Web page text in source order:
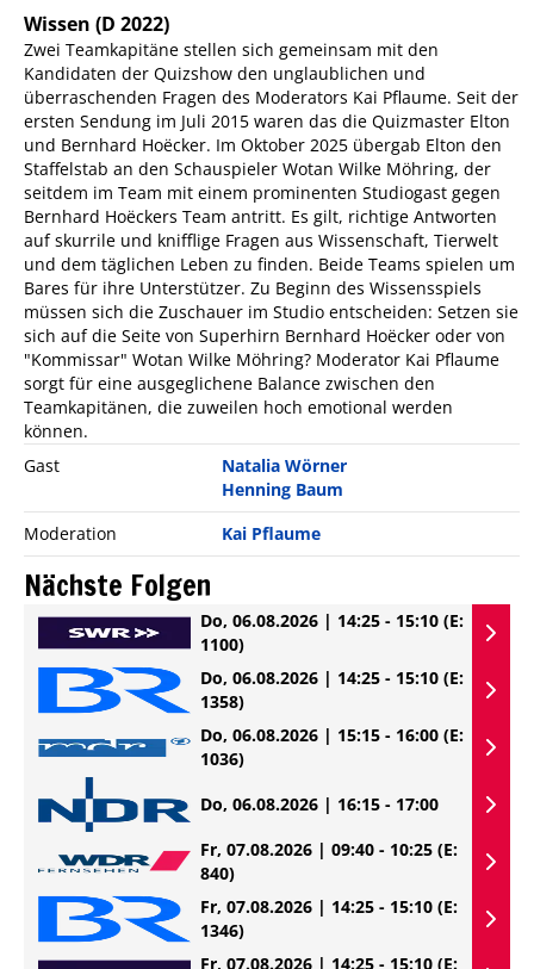
Wissen (D 2022)
Zwei Teamkapitäne stellen sich gemeinsam mit den
Kandidaten der Quizshow den unglaublichen und
überraschenden Fragen des Moderators Kai Pflaume. Seit der
ersten Sendung im Juli 2015 waren das die Quizmaster Elton
und Bernhard Hoëcker. Im Oktober 2025 übergab Elton den
Staffelstab an den Schauspieler Wotan Wilke Möhring, der
seitdem im Team mit einem prominenten Studiogast gegen
Bernhard Hoëckers Team antritt. Es gilt, richtige Antworten
auf skurrile und knifflige Fragen aus Wissenschaft, Tierwelt
und dem täglichen Leben zu finden. Beide Teams spielen um
Bares für ihre Unterstützer. Zu Beginn des Wissensspiels
müssen sich die Zuschauer im Studio entscheiden: Setzen sie
sich auf die Seite von Superhirn Bernhard Hoëcker oder von
"Kommissar" Wotan Wilke Möhring? Moderator Kai Pflaume
sorgt für eine ausgeglichene Balance zwischen den
Teamkapitänen, die zuweilen hoch emotional werden
können.
Gast
Natalia Wörner
Henning Baum
Moderation
Kai Pflaume
Nächste Folgen
Do, 06.08.2026 | 14:25 - 15:10 (E:
1100)
Do, 06.08.2026 | 14:25 - 15:10 (E:
1358)
Do, 06.08.2026 | 15:15 - 16:00 (E:
1036)
Do, 06.08.2026 | 16:15 - 17:00
Fr, 07.08.2026 | 09:40 - 10:25 (E:
840)
Fr, 07.08.2026 | 14:25 - 15:10 (E:
1346)
Fr, 07.08.2026 | 14:25 - 15:10 (E: